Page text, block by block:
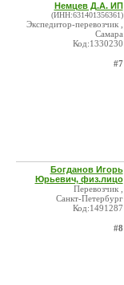
Немцев Д.А. ИП
(ИНН:631401356361)
Экспедитор-перевозчик ,
Самара
Код:1330230
#7
Богданов Игорь
Юрьевич, физ.лицо
Перевозчик ,
Санкт-Петербург
Код:1491287
#8